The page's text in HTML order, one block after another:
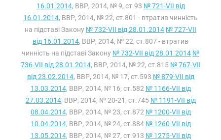
16.01.2014, ВВР, 2014, № 9, ст.93 № 721-VII від
16.01.2014, ВВР, 2014, № 22, ст.801 - втратив чинність
на підставі Закону № 732-VII від 28.01.2014 № 727-VII
від 16.01.2014, ВВР, 2014, № 22, ст.807 - втратив
чинність на підставі Закону № 732-VII від 28.01.2014 №
736-VII від 28.01.2014, ВВР, 2014, № 22, ст.815 № 767-VII
від 23.02.2014, ВВР, 2014, № 17, ст.593 № 879-VII від
13.03.2014, ВВР, 2014, № 16, ст.582 № 1166-VII від
27.03.2014, ВВР, 2014, № 20-21, ст.745 № 1191-VII від
08.04.2014, ВВР, 2014, № 23, ст.872 № 1200-VII від
10.04.2014, ВВР, 2014, № 24, ст.884 № 1260-VII від
13.05.2014, ВВР, 2014, № 27, ст.913 № 1275-VII від